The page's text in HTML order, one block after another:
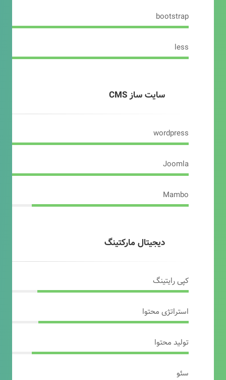
bootstrap
less
سایت ساز CMS
wordpress
Joomla
Mambo
دیجیتال مارکتینگ
کپی رایتینگ
استراتژی محتوا
تولید محتوا
سئو